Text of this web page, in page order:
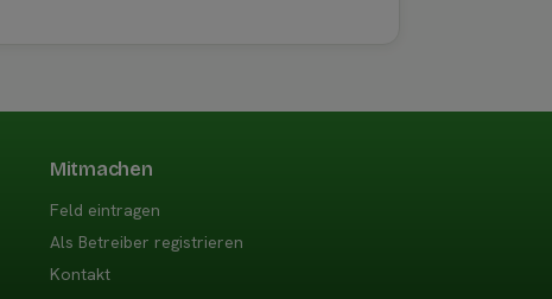
Mitmachen
Feld eintragen
Als Betreiber registrieren
Kontakt